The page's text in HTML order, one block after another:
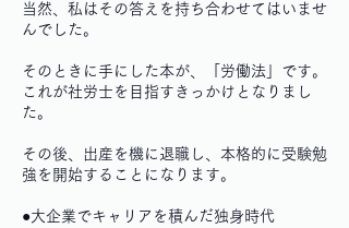
当然、私はその答えを持ち合わせてはいませ
んでした。
そのときに手にした本が、「労働法」です。
これが社労士を目指すきっかけとなりまし
た。
その後、出産を機に退職し、本格的に受験勉
強を開始することになります。
●大企業でキャリアを積んだ独身時代